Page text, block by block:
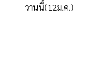
วานนี้(12ม.ค.)